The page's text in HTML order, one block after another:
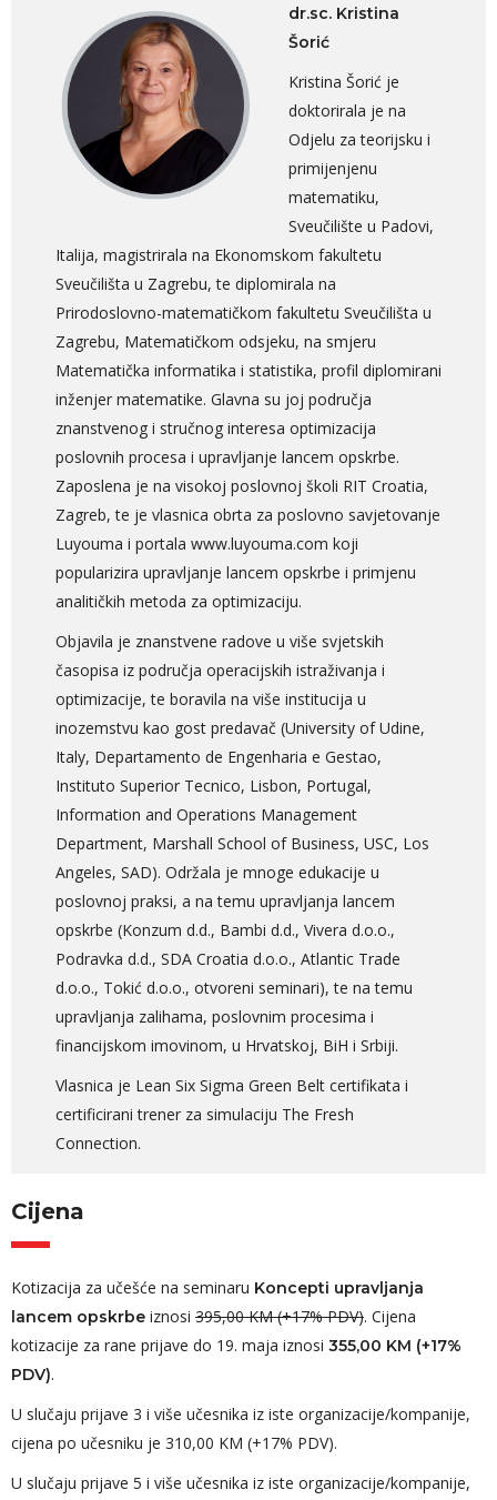
dr.sc. Kristina
Šorić
Kristina Šorić je
doktorirala je na
Odjelu za teorijsku i
primijenjenu
matematiku,
Sveučilište u Padovi,
Italija, magistrirala na Ekonomskom fakultetu
Sveučilišta u Zagrebu, te diplomirala na
Prirodoslovno-matematičkom fakultetu Sveučilišta u
Zagrebu, Matematičkom odsjeku, na smjeru
Matematička informatika i statistika, profil diplomirani
inženjer matematike. Glavna su joj područja
znanstvenog i stručnog interesa optimizacija
poslovnih procesa i upravljanje lancem opskrbe.
Zaposlena je na visokoj poslovnoj školi RIT Croatia,
Zagreb, te je vlasnica obrta za poslovno savjetovanje
Luyouma i portala www.luyouma.com koji
popularizira upravljanje lancem opskrbe i primjenu
analitičkih metoda za optimizaciju.
Objavila je znanstvene radove u više svjetskih
časopisa iz područja operacijskih istraživanja i
optimizacije, te boravila na više institucija u
inozemstvu kao gost predavač (University of Udine,
Italy, Departamento de Engenharia e Gestao,
Instituto Superior Tecnico, Lisbon, Portugal,
Information and Operations Management
Department, Marshall School of Business, USC, Los
Angeles, SAD). Održala je mnoge edukacije u
poslovnoj praksi, a na temu upravljanja lancem
opskrbe (Konzum d.d., Bambi d.d., Vivera d.o.o.,
Podravka d.d., SDA Croatia d.o.o., Atlantic Trade
d.o.o., Tokić d.o.o., otvoreni seminari), te na temu
upravljanja zalihama, poslovnim procesima i
financijskom imovinom, u Hrvatskoj, BiH i Srbiji.
Vlasnica je Lean Six Sigma Green Belt certifikata i
certificirani trener za simulaciju The Fresh
Connection.
Cijena
Kotizacija za učešće na seminaru Koncepti upravljanja
lancem opskrbe iznosi 395,00 KM (+17% PDV). Cijena
kotizacije za rane prijave do 19. maja iznosi 355,00 KM (+17%
PDV).
U slučaju prijave 3 i više učesnika iz iste organizacije/kompanije,
cijena po učesniku je 310,00 KM (+17% PDV).
U slučaju prijave 5 i više učesnika iz iste organizacije/kompanije,